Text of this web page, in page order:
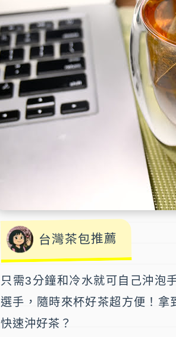
台灣茶包推薦
只需3分鐘和冷水就可自己沖泡
選手，隨時來杯好茶超方便！拿
快速沖好茶？